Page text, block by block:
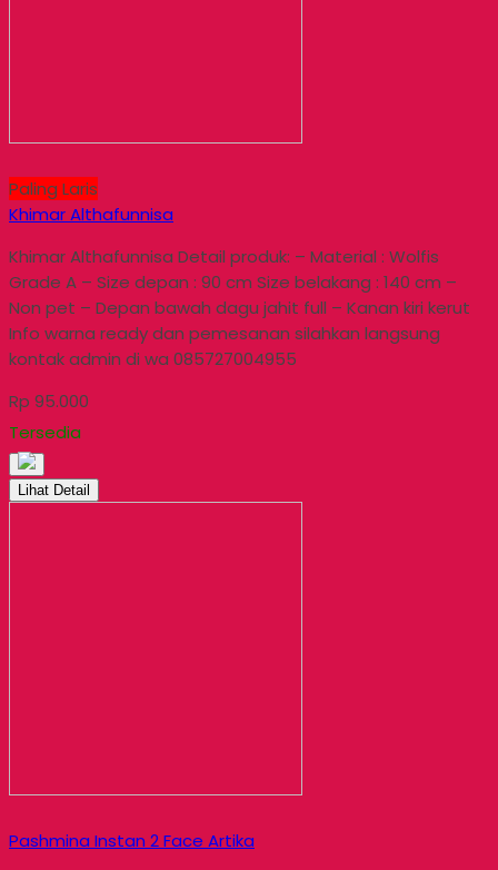
Paling Laris
Khimar Althafunnisa
Khimar Althafunnisa Detail produk: – Material : Wolfis
Grade A – Size depan : 90 cm Size belakang : 140 cm –
Non pet – Depan bawah dagu jahit full – Kanan kiri kerut
Info warna ready dan pemesanan silahkan langsung
kontak admin di wa 085727004955
Rp 95.000
Tersedia
Lihat Detail
Pashmina Instan 2 Face Artika